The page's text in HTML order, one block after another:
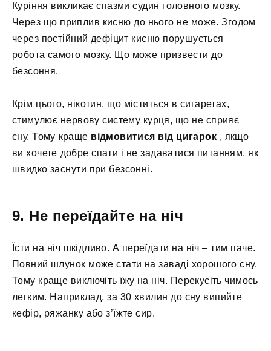
Куріння викликає спазми судин головного мозку.
Через що приплив кисню до нього не може. Згодом
через постійний дефіцит кисню порушується
робота самого мозку. Що може призвести до
безсоння.
Крім цього, нікотин, що міститься в сигаретах,
стимулює нервову систему курця, що не сприяє
сну. Тому краще відмовитися від цигарок , якщо
ви хочете добре спати і не задаватися питанням, як
швидко заснути при безсонні.
9. Не переїдайте на ніч
Їсти на ніч шкідливо. А переїдати на ніч – тим паче.
Повний шлунок може стати на заваді хорошого сну.
Тому краще виключіть їжу на ніч. Перекусіть чимось
легким. Наприклад, за 30 хвилин до сну випийте
кефір, ряжанку або з’їжте сир.